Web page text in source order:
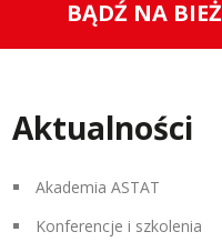
BĄDŹ NA
Aktualności
Akademia ASTAT
Konferencje i szkolenia